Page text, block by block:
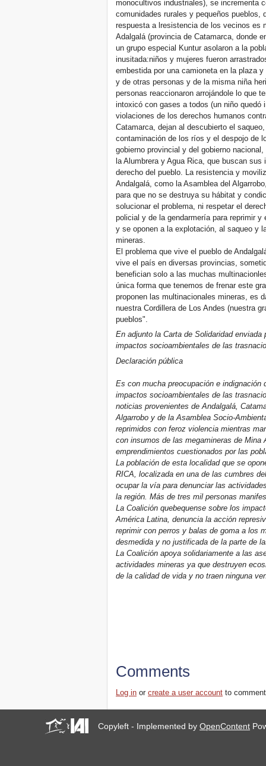
monocultivos industriales), se incrementa
comunidades rurales y pequeños pueblos,
respuesta a lresistencia de los vecinos es
Adalgalá (provincia de Catamarca, donde
un grupo especial Kuntur asolaron a la
inusitada:niños y mujeres fueron
embestida por una camioneta en la plaza
y de otras personas y de la misma niña
personas reaccionaron arrojándole lo que
intoxicó con gases a todos (un niño
violaciones de los derechos humanos
Catamarca, dejan al descubierto el
contaminación de los ríos y el despojo de
gobierno provincial y del gobierno
la Alumbrera y Agua Rica, que buscan
derecho del pueblo. La resistencia y
Andalgalá, como la Asamblea del
para que no se destruya su hábitat y
solucionar el problema, ni respetar el
policial y de la gendarmería para reprimir
y se oponen a la explotación, al saqueo y
mineras.
El problema que vive el pueblo de
vive el país en diversas provincias,
benefician solo a las muchas
única forma que tenemos de frenar este
proponen las multinacionales mineras, es
nuestra Cordillera de Los Andes (nuestra
pueblos".
En adjunto la Carta de Solidaridad
impactos socioambientales de las
Declaración pública
Es con mucha preocupación e indignación
impactos socioambientales de las
noticias provenientes de Andalgalá,
Algarrobo y de la Asamblea Socio-
reprimidos con feroz violencia mientras
con insumos de las megamineras de Mina
emprendimientos cuestionados por las
La población de esta localidad que se
RICA, localizada en una de las cumbres
ocupar la vía para denunciar las
la región. Más de tres mil personas
La Coalición quebequense sobre los
América Latina, denuncia la acción
reprimir con perros y balas de goma a los
desmedida y no justificada de la parte de
La Coalición apoya solidariamente a las
actividades mineras ya que destruyen
de la calidad de vida y no traen ninguna
Comments
Log in orcreate a user account to
Copyleft - Implemented byOpenContent